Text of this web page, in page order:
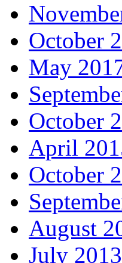
October
May
October
April
October
August
July 2013